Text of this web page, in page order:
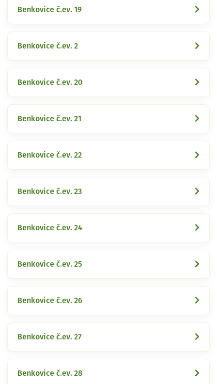
Benkovice č.ev. 19
Benkovice č.ev. 2
Benkovice č.ev. 20
Benkovice č.ev. 21
Benkovice č.ev. 22
Benkovice č.ev. 23
Benkovice č.ev. 24
Benkovice č.ev. 25
Benkovice č.ev. 26
Benkovice č.ev. 27
Benkovice č.ev. 28